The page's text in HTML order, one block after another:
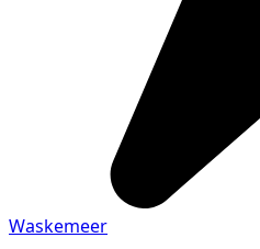
Waskemeer